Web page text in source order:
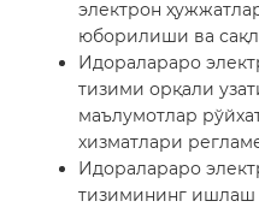
электрон
юборилиши ва
Идоралараро
тизими орқали
маълумотлар
хизматлари
Идоралараро
тизимининг ишлаш